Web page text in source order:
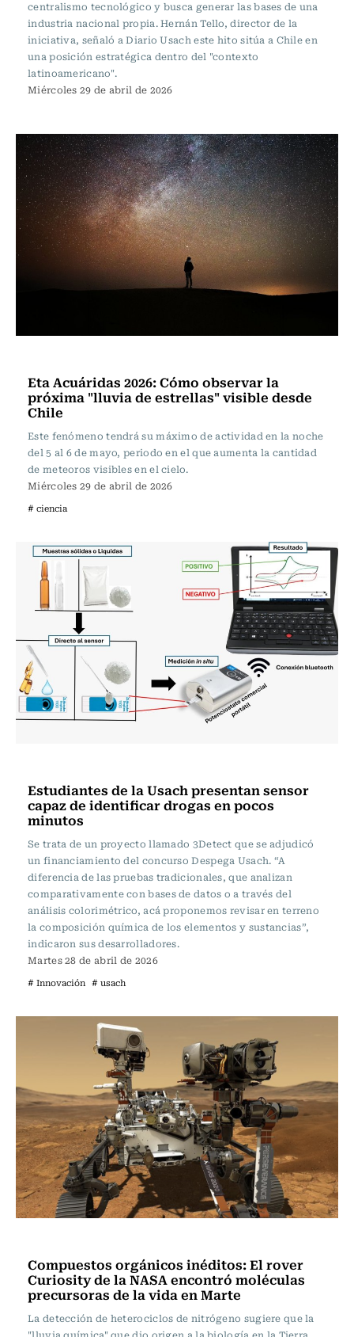
centralismo tecnológico y busca generar las bases de una
industria nacional propia. Hernán Tello, director de la
iniciativa, señaló a Diario Usach este hito sitúa a Chile en
una posición estratégica dentro del "contexto
latinoamericano".
Miércoles 29 de abril de 2026
Eta Acuáridas 2026: Cómo observar la
próxima "lluvia de estrellas" visible desde
Chile
Este fenómeno tendrá su máximo de actividad en la noche
del 5 al 6 de mayo, periodo en el que aumenta la cantidad
de meteoros visibles en el cielo.
Miércoles 29 de abril de 2026
# ciencia
Estudiantes de la Usach presentan sensor
capaz de identificar drogas en pocos
minutos
Se trata de un proyecto llamado 3Detect que se adjudicó
un financiamiento del concurso Despega Usach. “A
diferencia de las pruebas tradicionales, que analizan
comparativamente con bases de datos o a través del
análisis colorimétrico, acá proponemos revisar en terreno
la composición química de los elementos y sustancias”,
indicaron sus desarrolladores.
Martes 28 de abril de 2026
# Innovación # usach
Compuestos orgánicos inéditos: El rover
Curiosity de la NASA encontró moléculas
precursoras de la vida en Marte
La detección de heterociclos de nitrógeno sugiere que la